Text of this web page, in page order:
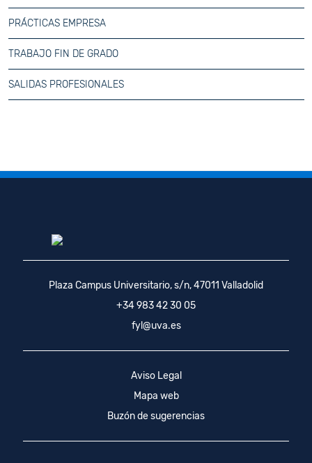
PRÁCTICAS EMPRESA
TRABAJO FIN DE GRADO
SALIDAS PROFESIONALES
Plaza Campus Universitario, s/n, 47011 Valladolid
+34 983 42 30 05
fyl@uva.es
Aviso Legal
Mapa web
Buzón de sugerencias